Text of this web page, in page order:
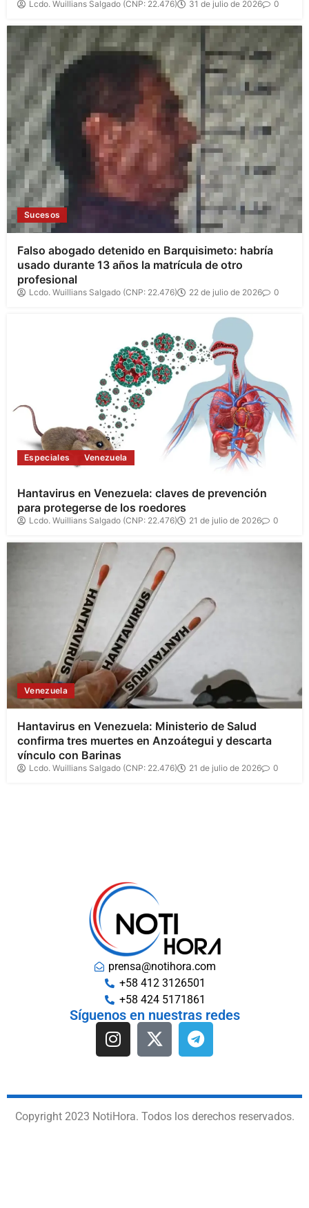
Lcdo. Wuillians Salgado (CNP: 22.476) 31 de julio de 2026 0
Sucesos
Falso abogado detenido en Barquisimeto: habría
usado durante 13 años la matrícula de otro
profesional
Lcdo. Wuillians Salgado (CNP: 22.476) 22 de julio de 2026 0
Especiales Venezuela
Hantavirus en Venezuela: claves de prevención
para protegerse de los roedores
Lcdo. Wuillians Salgado (CNP: 22.476) 21 de julio de 2026 0
Venezuela
Hantavirus en Venezuela: Ministerio de Salud
confirma tres muertes en Anzoátegui y descarta
vínculo con Barinas
Lcdo. Wuillians Salgado (CNP: 22.476) 21 de julio de 2026 0
prensa@notihora.com
+58 412 3126501
+58 424 5171861
Síguenos en nuestras redes
Copyright 2023 NotiHora. Todos los derechos reservados.